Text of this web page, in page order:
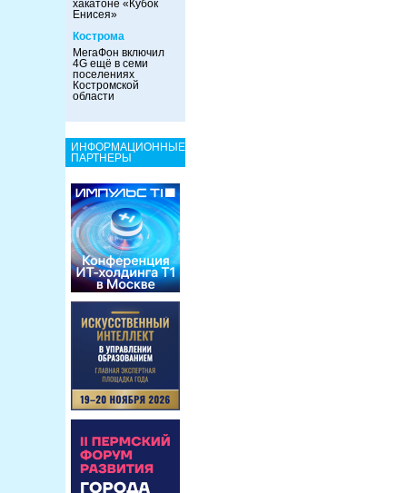
хакатоне «Кубок
Енисея»
Кострома
МегаФон включил
4G ещё в семи
поселениях
Костромской
области
ИНФОРМАЦИОННЫЕ
ПАРТНЕРЫ